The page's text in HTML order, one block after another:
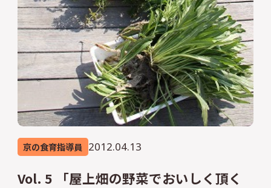
京の食育指導員 2012.04.13
Vol. 5 「屋上畑の野菜でおいしく頂く